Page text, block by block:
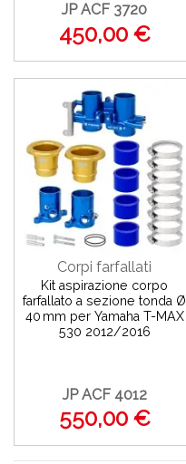
JP ACF 3720
450,00 €
Corpi farfallati
Kit aspirazione corpo
farfallato a sezione tonda Ø
40 mm per Yamaha T-MAX
530 2012/2016
JP ACF 4012
550,00 €